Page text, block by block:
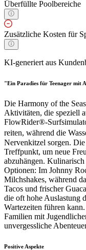
Überfüllte Poolbereiche
Zusätzliche Kosten für
KI-generiert aus
"Ein Paradies für Teenager mit
Die Harmony of the
Aktivitäten, die speziell
FlowRider®-
reiten, während die
Nervenkitzel sorgen.
Treffpunkt, um neue
abzuhängen.
Optionen: Im Johnny
Milchshakes, während
Tacos und frischer
die oft hohe Auslastung
Wartezeiten führen
Familien mit
unvergessliche
Positive Aspekte